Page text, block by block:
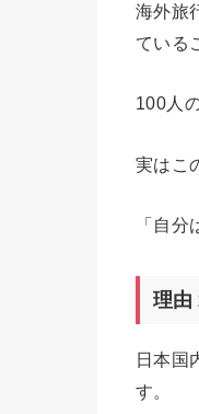
海外旅
ている
100人
実はこ
「自
理由
日本国
す。